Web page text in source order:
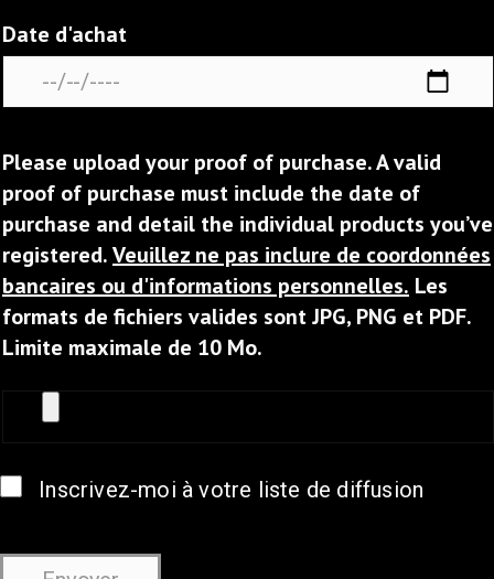
Date d'achat
Please upload your proof of purchase. A valid
proof of purchase must include the date of
purchase and detail the individual products you’ve
registered.Veuillez ne pas inclure de coordonnées
bancaires ou d'informations personnelles. Les
formats de fichiers valides sont JPG, PNG et PDF.
Limite maximale de 10 Mo.
Inscrivez-moi à votre liste de diffusion